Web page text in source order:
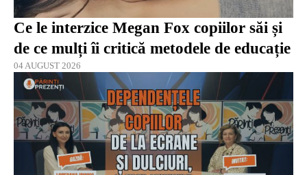
Ce le interzice Megan Fox copiilor săi și
de ce mulți îi critică metodele de educație
04 AUGUST 2026